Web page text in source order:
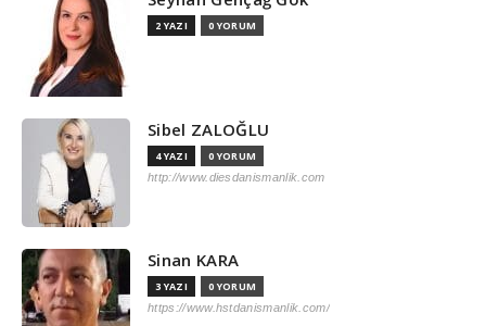
2 YAZI 0 YORUM
Sibel ZALOĞLU
4 YAZI 0 YORUM
http://www.diesdanismanlik.com
Sinan KARA
3 YAZI 0 YORUM
https://www.hstdanismanlik.com/